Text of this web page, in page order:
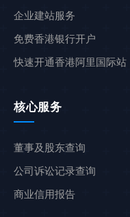
企业建站服务
免费香港银行开户
快速开通香港阿里国际站
核心服务
董事及股东查询
公司诉讼记录查询
商业信用报告